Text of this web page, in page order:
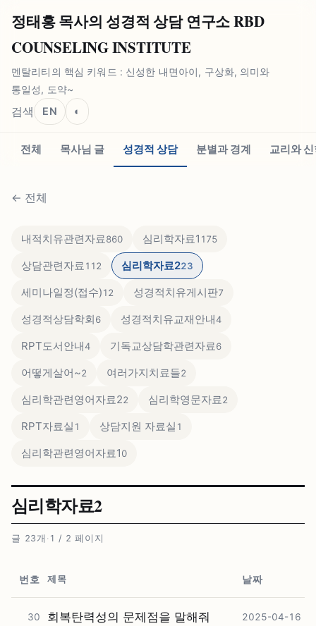
정태홍 목사의 성경적 상담 연구소 RBD
COUNSELING INSTITUTE
멘탈리티의 핵심 키워드 : 신성한 내면아이, 구상화, 의미와
통일성, 도약~
검색 EN ◐
전체 목사님 글 성경적 상담 분별과 경계 교리와
← 전체
내적치유관련자료860 심리학자료1 175
상담관련자료112 심리학자료223
세미나일정(접수)12 성경적치유게시판7
성경적상담학회6 성경적치유교재안내4
RPT도서안내4 기독교상담학관련자료6
어떻게살어~2 여러가지치료들2
심리학관련영어자료22 심리학영문자료2
RPT자료실 1 상담지원 자료실 1
심리학관련영어자료10
심리학자료2
글 23개 · 1 / 2 페이지
번호 제목 날짜
30 회복탄력성의 문제점을 말해줘 2025-04-16